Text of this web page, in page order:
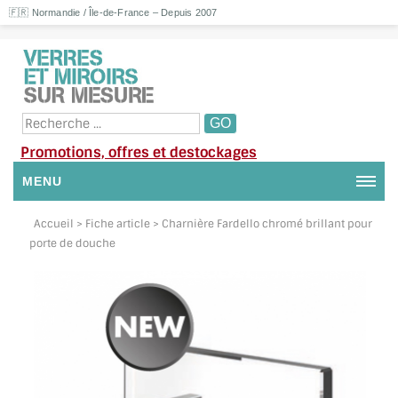
🇫🇷 Normandie / Île-de-France – Depuis 2007
Promotions, offres et destockages
MENU
NOUS CONTACTER
DEMANDE DE DEVIS
SUIVI DE DEVIS
SUIVI DE COMMANDE
Accueil > Fiche article > Charnière Fardello chromé brillant pour
porte de douche